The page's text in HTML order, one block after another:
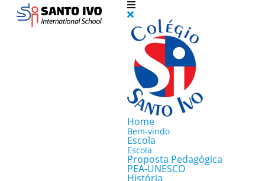
Home
Bem-vindo
Escola
Escola
Proposta Pedagógica
PEA-UNESCO
História